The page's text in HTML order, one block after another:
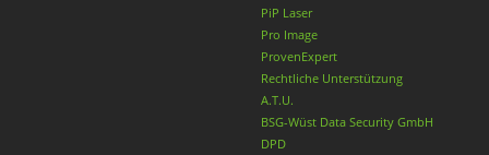
PiP Laser
Pro Image
ProvenExpert
Rechtliche Unterstützung
A.T.U.
BSG-Wüst Data Security GmbH
DPD